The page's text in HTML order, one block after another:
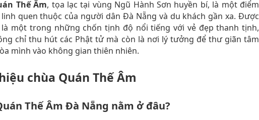
Thế Âm, tọa lạc tại vùng Ngũ Hành Sơn huyền bí, là một điểm
quen thuộc của người dân Đà Nẵng và du khách gần xa. Được
một trong những chốn tịnh độ nổi tiếng với vẻ đẹp thanh tịnh,
chỉ thu hút các Phật tử mà còn là nơi lý tưởng để thư giãn tâm
mình vào không gian thiên nhiên.
chùa Quán Thế Âm
Thế Âm Đà Nẵng nằm ở đâu?